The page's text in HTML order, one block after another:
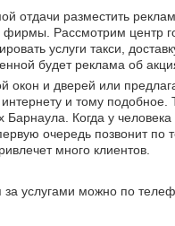
отдачи разместить
Рассмотрим центр
услуги такси,
будет реклама об
окон и дверей или
и тому
Когда у
очередь позвонит
много клиентов.
за услугами можно по